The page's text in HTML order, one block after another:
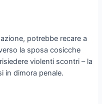
potrebbe recare a
la sposa cosicche
violenti scontri – la
in dimora penale.